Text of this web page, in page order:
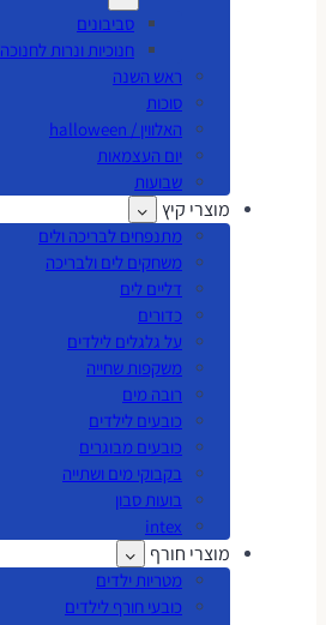
סביבונים
חנוכיות ונרות לחנוכה
ראש השנה
סוכות
האלווין / halloween
יום העצמאות
שבועות
מוצרי קיץ
מתנפחים לבריכה ולים
משחקים לים ולבריכה
דליים לים
כדורים
על גלגלים לילדים
משקפות שחייה
רובה מים
כובעים לילדים
כובעים מבוגרים
בקבוקי מים ושתייה
בועות סבון
intex
מוצרי חורף
מטריות ילדים
כובעי חורף לילדים